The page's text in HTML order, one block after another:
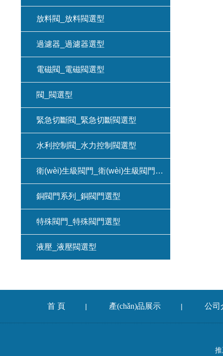
放料閥_放料閥選型
過濾器_過濾器選型
電磁閥_電磁閥選型
閥_閥選型
緊急切斷閥_緊急切斷閥選型
水利控制閥_水力控制閥選型
衛(wèi)生級閥門_衛(wèi)生級閥門選型
銅閥門系列_銅閥門選型
特殊閥門_特殊閥門選型
液壓_液壓閥選型
首 頁 | 產(chǎn)品展示 | 公司
推